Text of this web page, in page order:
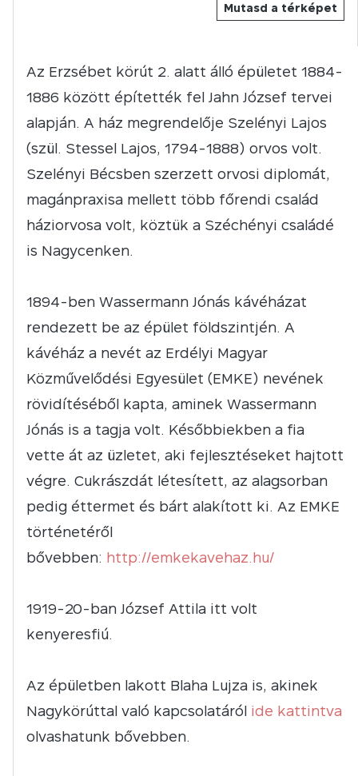
Mutasd a térképet
Az Erzsébet körút 2. alatt álló épületet 1884-
1886 között építették fel Jahn József tervei
alapján. A ház megrendelője Szelényi Lajos
(szül. Stessel Lajos, 1794-1888) orvos volt.
Szelényi Bécsben szerzett orvosi diplomát,
magánpraxisa mellett több főrendi család
háziorvosa volt, köztük a Széchényi családé
is Nagycenken.
1894-ben Wassermann Jónás kávéházat
rendezett be az épület földszintjén. A
kávéház a nevét az Erdélyi Magyar
Közművelődési Egyesület (EMKE) nevének
rövidítéséből kapta, aminek Wassermann
Jónás is a tagja volt. Későbbiekben a fia
vette át az üzletet, aki fejlesztéseket hajtott
végre. Cukrászdát létesített, az alagsorban
pedig éttermet és bárt alakított ki. Az EMKE
történetéről
bővebben: http://emkekavehaz.hu/
1919-20-ban József Attila itt volt
kenyeresfiú.
Az épületben lakott Blaha Lujza is, akinek
Nagykörúttal való kapcsolatáról ide kattintva
olvashatunk bővebben.